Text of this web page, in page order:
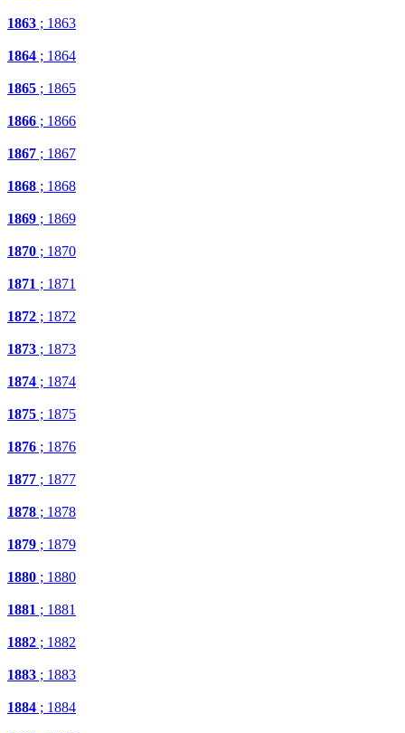
1863 ; 1863
1864 ; 1864
1865 ; 1865
1866 ; 1866
1867 ; 1867
1868 ; 1868
1869 ; 1869
1870 ; 1870
1871 ; 1871
1872 ; 1872
1873 ; 1873
1874 ; 1874
1875 ; 1875
1876 ; 1876
1877 ; 1877
1878 ; 1878
1879 ; 1879
1880 ; 1880
1881 ; 1881
1882 ; 1882
1883 ; 1883
1884 ; 1884